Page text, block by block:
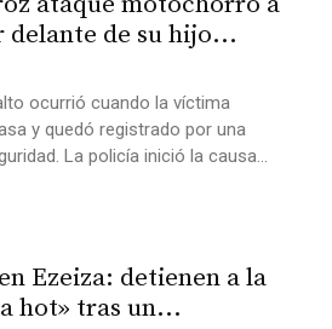
delante de su hijo...
ocurrió cuando la víctima
y quedó registrado por una
La policía inició la causa...
Ezeiza: detienen a la
hot» tras un...